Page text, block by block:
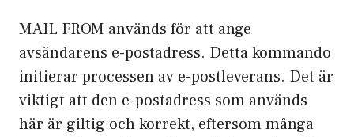
MAIL FROM används för att ange
avsändarens e-postadress. Detta kommando
initierar processen av e-postleverans. Det är
viktigt att den e-postadress som används
här är giltig och korrekt, eftersom många